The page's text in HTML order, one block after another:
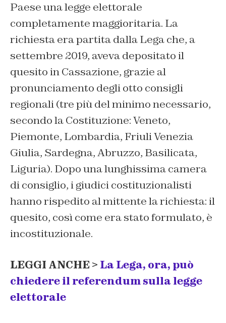
Paese una legge elettorale
completamente maggioritaria. La
richiesta era partita dalla Lega che, a
settembre 2019, aveva depositato il
quesito in Cassazione, grazie al
pronunciamento degli otto consigli
regionali (tre più del minimo necessario,
secondo la Costituzione: Veneto,
Piemonte, Lombardia, Friuli Venezia
Giulia, Sardegna, Abruzzo, Basilicata,
Liguria). Dopo una lunghissima camera
di consiglio, i giudici costituzionalisti
hanno rispedito al mittente la richiesta: il
quesito, così come era stato formulato, è
incostituzionale.
LEGGI ANCHE > La Lega, ora, può
chiedere il referendum sulla legge
elettorale